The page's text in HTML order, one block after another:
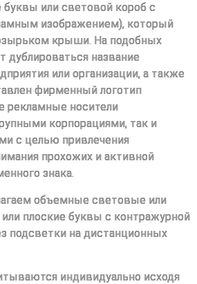
или световой короб с
изображением), который
крыши. На подобных
дублироваться название
или организации, а также
фирменный логотип
рекламные носители
корпорациями, так и
с целью привлечения
прохожих и активной
знака.
объемные световые или
плоские буквы с контражурной
подсветки на дистанционных
индивидуально исходя